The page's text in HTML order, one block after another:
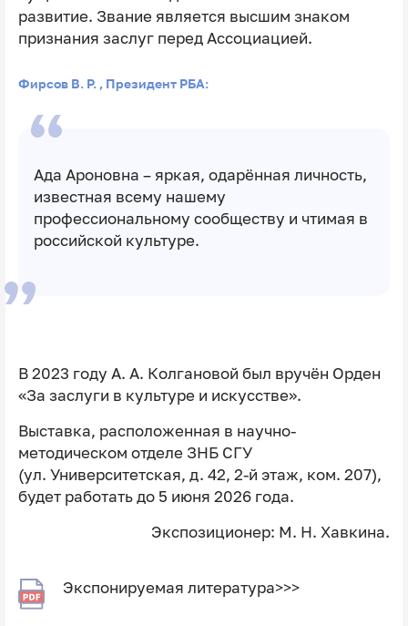
развитие. Звание является высшим знаком
признания заслуг перед Ассоциацией.
Фирсов В. Р. , Президент РБА:
Ада Ароновна – яркая, одарённая личность,
известная всему нашему
профессиональному сообществу и чтимая в
российской культуре.
В 2023 году А. А. Колгановой был вручён Орден
«За заслуги в культуре и искусстве».
Выставка, расположенная в научно-
методическом отделе ЗНБ СГУ
(ул. Университетская, д. 42, 2-й этаж, ком. 207),
будет работать до 5 июня 2026 года.
Экспозиционер: М. Н. Хавкина.
Экспонируемая литература>>>